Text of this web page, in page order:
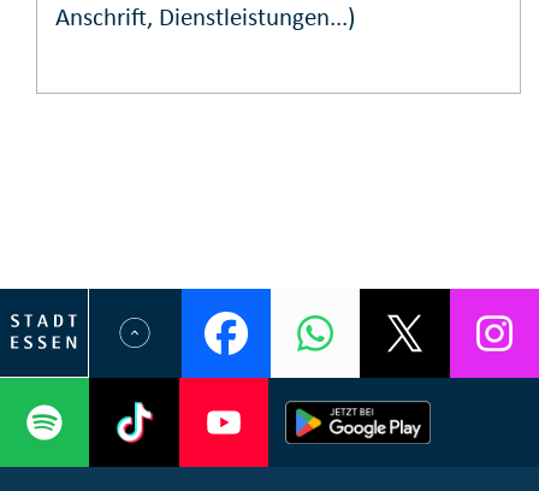
Anschrift, Dienstleistungen...)